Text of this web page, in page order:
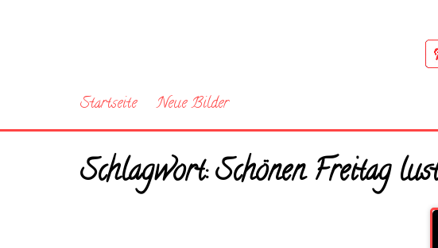
Startseite Neue Bilder
Schlagwort:Schönen Freitag